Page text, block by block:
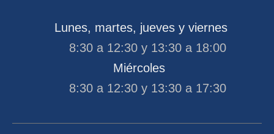
Lunes, martes, jueves y viernes
8:30 a 12:30 y 13:30 a 18:00
Miércoles
8:30 a 12:30 y 13:30 a 17:30